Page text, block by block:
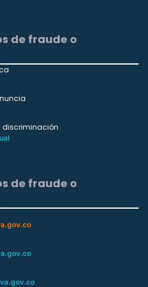
de fraude o
discriminación
de fraude o